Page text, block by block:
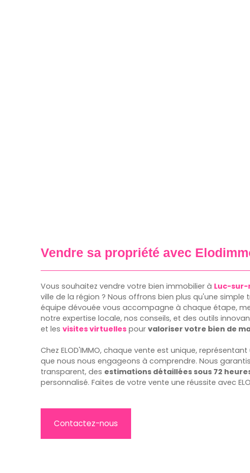
Vendre sa propriété avec
Vous souhaitez vendre votre bien immobilier à Luc-sur-
ville de la région ? Nous offrons bien plus qu'une simple
équipe dévouée vous accompagne à chaque étape,
notre expertise locale, nos conseils, et des outils
et les visites virtuelles pour valoriser votre bien de
Chez ELOD'IMMO, chaque vente est unique,
que nous nous engageons à comprendre. Nous
transparent, des estimations détaillées sous 72
personnalisé. Faites de votre vente une réussite avec
Contactez-nous